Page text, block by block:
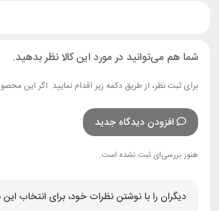
شما هم می‌توانید در مورد این کالا نظر بدهید.
برای ثبت نظر، از طریق دکمه زیر اقدام نمایید. اگر این
افزودن دیدگاه جدید
هنوز بررسی‌ای ثبت نشده است.
دیگران را با نوشتن نظرات خود، برای انتخاب